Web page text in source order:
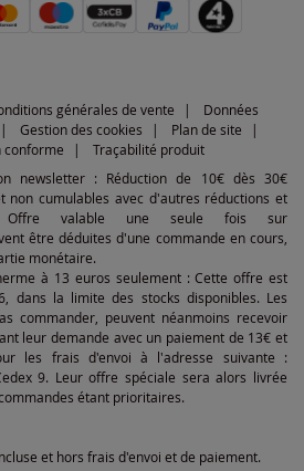
générales de vente
Données
Gestion des cookies
Plan de site
conforme
Traçabilité produit
newsletter : Réduction de 10€ dès 30€
non cumulables avec d'autres réductions et
Offre valable une seule fois sur
être déduites d'une commande en cours,
monétaire.
à 13 euros seulement : Cette offre est
dans la limite des stocks disponibles. Les
commander, peuvent néanmoins recevoir
leur demande avec un paiement de 13€ et
les frais d'envoi à l'adresse suivante :
9. Leur offre spéciale sera alors livrée
étant prioritaires.
et hors frais d'envoi et de paiement.